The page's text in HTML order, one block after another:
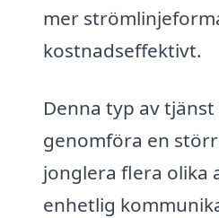
mer
kostnadseffektivt.
Denna typ av
genomföra en
jonglera flera olika
enhetlig